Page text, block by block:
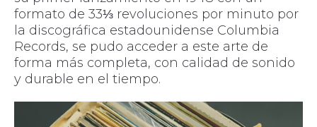
formato de 33⅓ revoluciones por minuto por
la discográfica estadounidense Columbia
Records, se pudo acceder a este arte de
forma más completa, con calidad de sonido
y durable en el tiempo.